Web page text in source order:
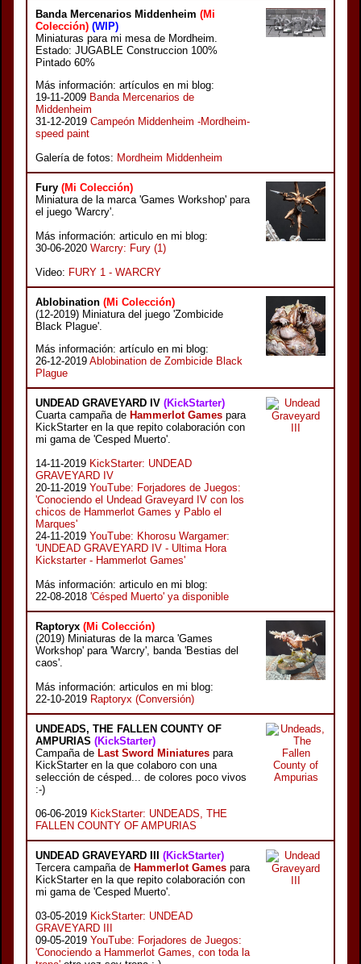
Banda Mercenarios Middenheim (Mi
Colección) (WIP)
Miniaturas para mi mesa de Mordheim.
Estado: JUGABLE Construccion 100%
Pintado 60%
Más información: artículos en mi blog:
19-11-2009 Banda Mercenarios de
Middenheim
31-12-2019 Campeón Middenheim -Mordheim-
speed paint
Galería de fotos: Mordheim Middenheim
Fury (Mi Colección)
Miniatura de la marca 'Games Workshop' para
el juego 'Warcry'.
Más información: articulo en mi blog:
30-06-2020 Warcry: Fury (1)
Video: FURY 1 - WARCRY
Ablobination (Mi Colección)
(12-2019) Miniatura del juego 'Zombicide
Black Plague'.
Más información: artículo en mi blog:
26-12-2019 Ablobination de Zombicide Black
Plague
UNDEAD GRAVEYARD IV (KickStarter)
Cuarta campaña de Hammerlot Games para
KickStarter en la que repito colaboración con
mi gama de 'Cesped Muerto'.
14-11-2019 KickStarter: UNDEAD
GRAVEYARD IV
20-11-2019 YouTube: Forjadores de Juegos:
'Conociendo el Undead Graveyard IV con los
chicos de Hammerlot Games y Pablo el
Marques'
24-11-2019 YouTube: Khorosu Wargamer:
'UNDEAD GRAVEYARD IV - Ultima Hora
Kickstarter - Hammerlot Games'
Más información: articulo en mi blog:
22-08-2018 'Césped Muerto' ya disponible
Raptoryx (Mi Colección)
(2019) Miniaturas de la marca 'Games
Workshop' para 'Warcry', banda 'Bestias del
caos'.
Más información: articulos en mi blog:
22-10-2019 Raptoryx (Conversión)
UNDEADS, THE FALLEN COUNTY OF
AMPURIAS (KickStarter)
Campaña de Last Sword Miniatures para
KickStarter en la que colaboro con una
selección de césped... de colores poco vivos
:-)
06-06-2019 KickStarter: UNDEADS, THE
FALLEN COUNTY OF AMPURIAS
UNDEAD GRAVEYARD III (KickStarter)
Tercera campaña de Hammerlot Games para
KickStarter en la que repito colaboración con
mi gama de 'Cesped Muerto'.
03-05-2019 KickStarter: UNDEAD
GRAVEYARD III
09-05-2019 YouTube: Forjadores de Juegos:
'Conociendo a Hammerlot Games, con toda la